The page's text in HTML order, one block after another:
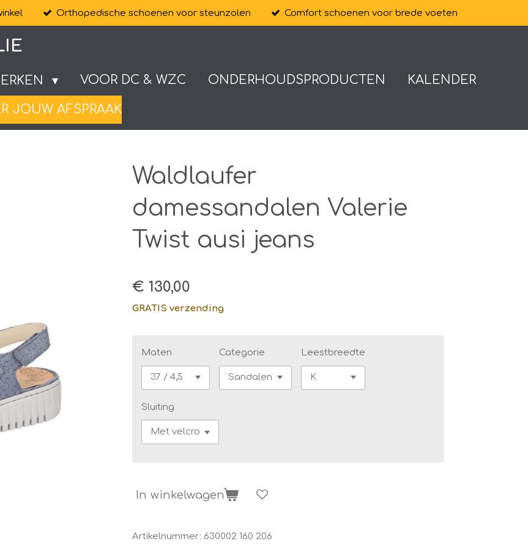
Orthopedische schoenen voor steunzolen Comfort schoenen voor brede voeten
VOOR DC & WZC ONDERHOUDSPRODUCTEN KALENDER
JOUW AFSPRAAK
Waldlaufer
damessandalen Valerie
Twist ausi jeans
€ 130,00
GRATIS verzending
Maten Categorie Leestbreedte
Sluiting
In winkelwagen
Artikelnummer: 630002 160 206